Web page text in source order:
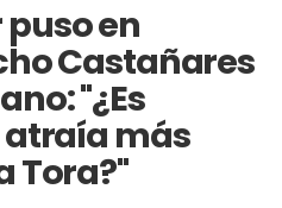
en
Castañares
"¿Es
más
Tora?"